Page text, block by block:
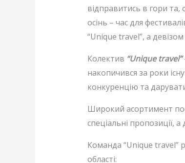
відправитись в гори
осінь – час для
“Unique travel”, а
Колектив “Unique travel”
накопичився за роки
конкуренцію та
Широкий асортимент
спеціальні пропозиції,
Команда “Unique travel”
області: